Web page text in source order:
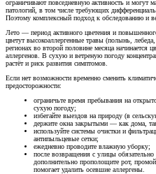
ограничивают повседневную активность и могут
патологий, в том числе требующих
Поэтому комплексный подход к обследованию и
Лето — период активного цветения и
цветут высокоаллергенные травы (полынь,
регионах во второй половине месяца
аллергенов. В сухую и ветреную погоду
растёт и риск развития симптомов.
Если нет возможности временно сменить
предосторожности:
ограничьте время пребывания на
сухую погоду;
избегайте выездов на природу (в
держите окна закрытыми — как дома,
используйте системы очистки и
антипыльцевые сетки;
ежедневно проводите влажную уборку;
после возвращения с улицы
дополнительно прополощите рот,
помогает удалить осевшие аллергены.